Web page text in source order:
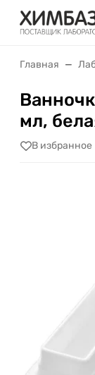
Главная
мл,
В избранное